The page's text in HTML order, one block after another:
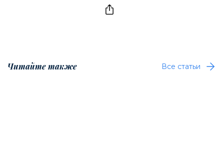
Читайте также Все статьи